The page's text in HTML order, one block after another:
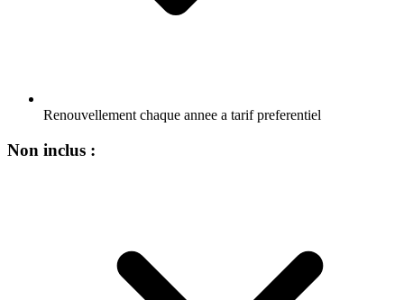
Renouvellement chaque annee a tarif preferentiel
Non inclus :